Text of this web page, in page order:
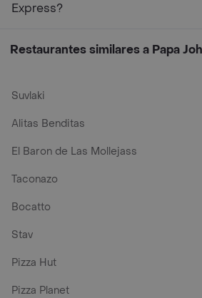
Express?
Restaurantes similares a Papa
Suvlaki
Alitas Benditas
El Baron de Las Mollejass
Taconazo
Bocatto
Stav
Pizza Hut
Pizza Planet